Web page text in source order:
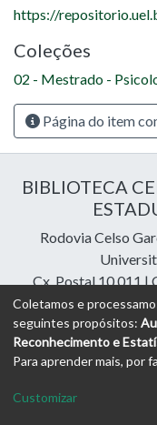
https://
Coleções
02 - Mestrado -
Página do item
BIBLIOTECA
Rodovia Celso
Cx. Postal 10.011 |
Contatos: e-mail:
DSpace Cloud
Libraries
Configurações de
Coletamos e
seguintes propósitos:
Reconhecimento e
Para aprender mais, por
Customizar